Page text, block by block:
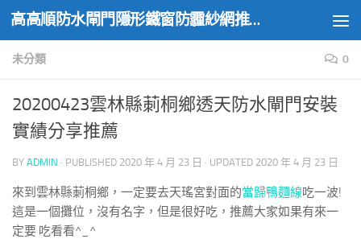
Skip to content 高高順防水閘門隱形鐵窗防霾紗網推薦實績
未分類 0
20200423雲林縣莿桐鄉透天防水閘門安裝
實績分享推薦
BY ADMIN · PUBLISHED 2020 年 4 月 23 日 · UPDATED 2020 年 4 月 23 日
來到雲林縣莿桐鄉，一定要去天瑤宮對面的當歸鴨麵線吃一波!
這是一個攤位，沒有名字，但是很好吃，推薦大家如果有來一
定要 吃看看^_^